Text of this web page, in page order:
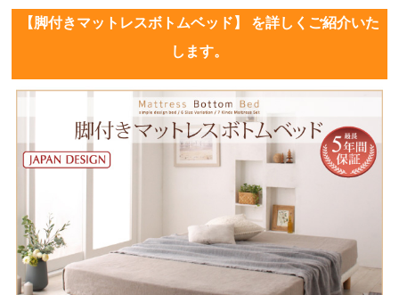
【脚付きマットレスボトムベッド】 を詳しくご紹介いた
します。